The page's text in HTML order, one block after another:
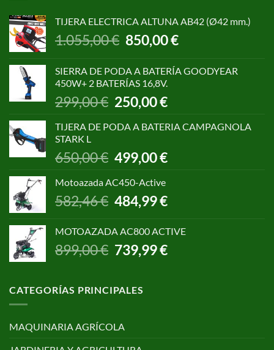
TIJERA ELECTRICA ALTUNA AB42 (Ø42 mm.)
1.055,00€ El
precio
era:
1.055,00 €.
850,00€El
precio
es:
SIERRA DE PODA A BATERÍA GOODYEAR
450W+ 2 BATERÍAS 16,8V.
299,00€ El
precio
original
299,00 €.
250,00€El
precio
actual
250,00 €.
TIJERA DE PODA A BATERIA CAMPAGNOLA
STARK L
650,00€
El
precio
original
650,00 €.
499,00€El
precio
499,00 €.
Motoazada AC450-Active
582,46€
El
precio
era:
582,46 €.
484,99€El
precio
es:
484,99 €.
MOTOAZADA AC800 ACTIVE
899,00€ El
precio
era:
899,00 €.
739,99€El
precio
CATEGORÍAS PRINCIPALES
MAQUINARIA AGRÍCOLA